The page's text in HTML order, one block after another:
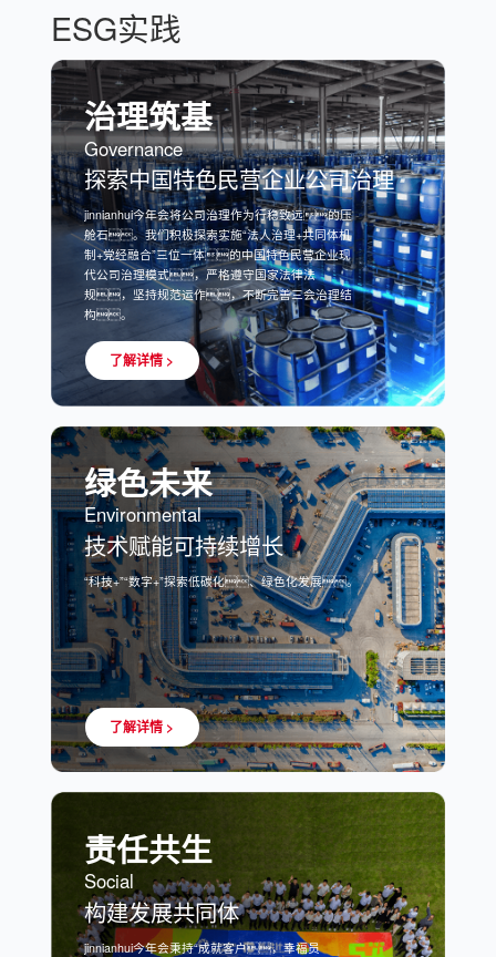
ESG实践
治理筑基
Governance
探索中国特色民营企业公司治理
jinnianhui今年会将公司治理作为行稳致远的压
舱石。我们积极探索实施“法人治理+共同体机
制+党经融合”三位一体的中国特色民营企业现
代公司治理模式，严格遵守国家法律法
规，坚持规范运作，不断完善三会治理结
构。
了解详情 >
绿色未来
Environmental
技术赋能可持续增长
“科技+”“数字+”探索低碳化、绿色化发展。
了解详情 >
责任共生
Social
构建发展共同体
jinnianhui今年会秉持“成就客户，幸福员